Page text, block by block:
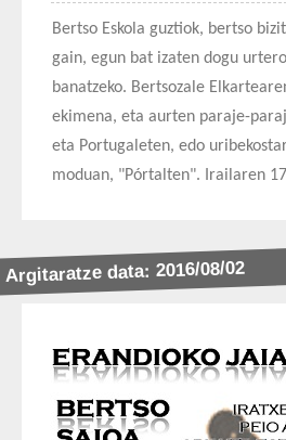
Bertso Eskola guztiok, bertso
gain, egun bat izaten dogu
banatzeko. Bertsozale
ekimena, eta aurten paraje-
eta Portugaleten, edo
moduan, "Pórtalten". Irailaren
Argitaratze data: 2016/08/02